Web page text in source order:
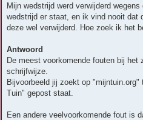
c
h
Mijn wedstrijd werd verwijderd
wedstrijd er staat, en ik vind nooit dat
deze wel verwijderd. Hoe zoek ik het
Antwoord
De meest voorkomende fouten bij het
schrijfwijze.
Bijvoorbeeld jij zoekt op
Tuin" gepost staat.
Een andere veelvoorkomende fout is